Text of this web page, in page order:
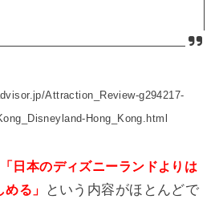
Attraction_Review-g294217-
Hong_Kong.html
「日本のディズニーランドよりは
る」
という内容がほとんどで